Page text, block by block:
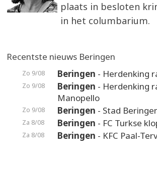
plaats in besloten
in het columbarium.
Recentste nieuws Beringen
Zo 9/08 Beringen - Herdenking
Zo 9/08 Beringen - Herdenking
Manopello
Zo 9/08 Beringen - Stad
Za 8/08 Beringen - FC Turkse
Za 8/08 Beringen - KFC Paal-